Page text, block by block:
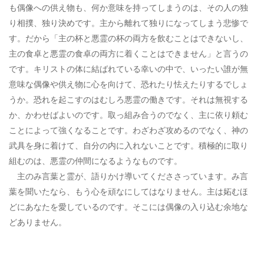
も偶像への供え物も、何か意味を持ってしまうのは、その人の独
り相撲、独り決めです。主から離れて独りになってしまう悲惨で
す。だから「主の杯と悪霊の杯の両方を飲むことはできないし、
主の食卓と悪霊の食卓の両方に着くことはできません」と言うの
です。キリストの体に結ばれている幸いの中で、いったい誰が無
意味な偶像や供え物に心を向けて、恐れたり怯えたりするでしょ
うか。恐れを起こすのはむしろ悪霊の働きです。それは無視する
か、かわせばよいのです。取っ組み合うのでなく、主に依り頼む
ことによって強くなることです。わざわざ攻めるのでなく、神の
武具を身に着けて、自分の内に入れないことです。積極的に取り
組むのは、悪霊の仲間になるようなものです。
主のみ言葉と霊が、語りかけ導いてくだささっています。み言
葉を聞いたなら、もう心を頑なにしてはなりません。主は妬むほ
どにあなたを愛しているのです。そこには偶像の入り込む余地な
どありません。